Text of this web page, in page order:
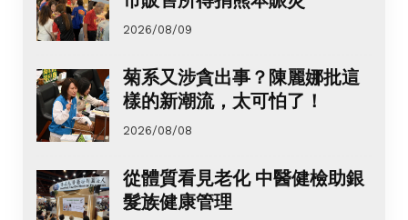
2026/08/09
菊系又涉貪出事？陳麗娜批這
樣的新潮流，太可怕了！
2026/08/08
從體質看見老化 中醫健檢助銀
髮族健康管理